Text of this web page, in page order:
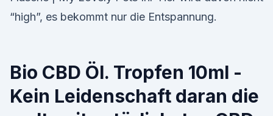
“high”, es bekommt nur die Entspannung.
Bio CBD Öl. Tropfen 10ml -
Kein Leidenschaft daran die